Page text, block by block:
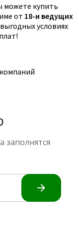
можете купить
от 18-и ведущих
условиях